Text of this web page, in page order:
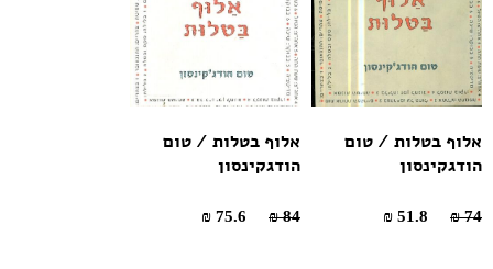
אלוף בטלות / טום
הודגקינסון
74 ₪
אלוף בטלות / טום
הודגקינסון
84 ₪